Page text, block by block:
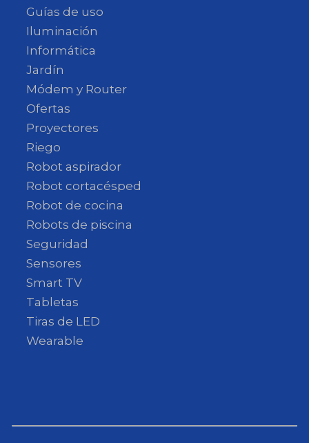
Guías de uso
Iluminación
Informática
Jardín
Módem y Router
Ofertas
Proyectores
Riego
Robot aspirador
Robot cortacésped
Robot de cocina
Robots de piscina
Seguridad
Sensores
Smart TV
Tabletas
Tiras de LED
Wearable